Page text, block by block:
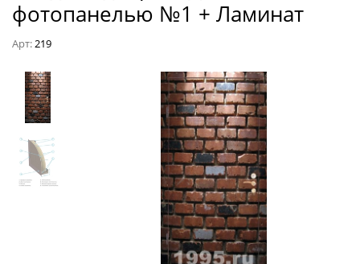
фотопанелью №1 + Ламинат
Арт:219